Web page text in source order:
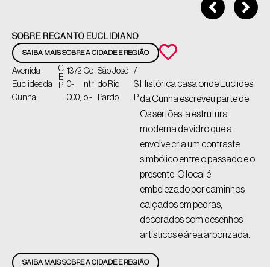
SOBRE RECANTO EUCLIDIANO
SAIBA MAIS SOBRE A CIDADE E REGIÃO
Avenida
Euclides da
Cunha,
C
E
P:
1372
0-
000,
Ce
ntr
o -
São José
do Rio
Pardo
/
S
P
Histórica casa onde Euclides
da Cunha escreveu parte de
Os sertões, a estrutura
moderna de vidro que a
envolve cria um contraste
simbólico entre o passado e o
presente. O local é
embelezado por caminhos
calçados em pedras,
decorados com desenhos
artísticos e área arborizada.
SAIBA MAIS SOBRE A CIDADE E REGIÃO